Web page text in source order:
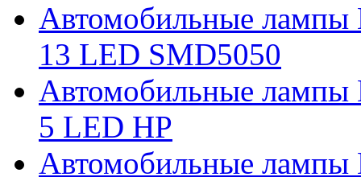
Автомобильные лампы
13 LED SMD5050
Автомобильные лампы
5 LED HP
Автомобильные лампы